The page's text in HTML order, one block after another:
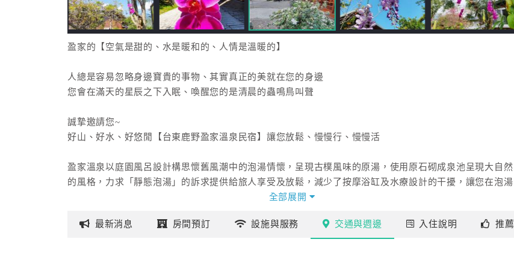
盈家的【空氣是甜的、水是暖和的、人情是溫暖的】
人總是容易忽略身邊寶貴的事物、其實真正的美就在您的身邊
您會在滿天的星辰之下入眠、喚醒您的是清晨的蟲鳴鳥叫聲
誠摯邀請您~
好山、好水、好悠閒【台東鹿野盈家溫泉民宿】讓您放鬆、慢慢行、慢慢活
盈家溫泉以庭園風呂設計構思懷舊風潮中的泡湯情懷，呈現古樸風味的原湯，使用原石砌成泉池呈現大自然
的風格，力求「靜態泡湯」的訴求提供給旅人享受及放鬆，減少了按摩浴缸及水療設計的干擾，讓您在泡湯
始風貌，從視覺到感官都有美好體驗。
提供最優質、乾淨的原湯，每日清池換水，泡湯池最高溫度為攝氏43度左右，採原湯活水溢流的方式，
全部展開
最新消息 房間預訂 設施與服務 交通與週邊 入住說明 推薦